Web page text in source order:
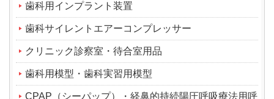
歯科用インプラント装置
歯科サイレントエアーコンプレッサー
クリニック診察室・待合室用品
歯科用模型・歯科実習用模型
CPAP（シーパップ）・経鼻的持続陽圧呼吸療法用呼